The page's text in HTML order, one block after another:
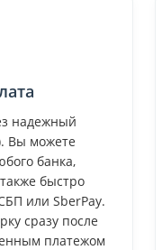
надежный
Вы можете
банка,
быстро
или SberPay.
сразу после
платежом